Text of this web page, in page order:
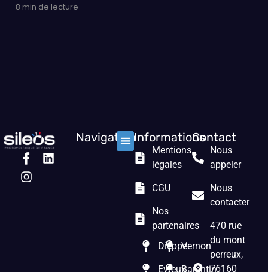
· 8 min de lecture
NavigationInformations
Mentions
légales
CGU
Nos
partenaires
Dieppe
Evreux
Vernon
Barentin
Contact
Nous
appeler
Nous
contacter
470 rue
du mont
perreux,
76160